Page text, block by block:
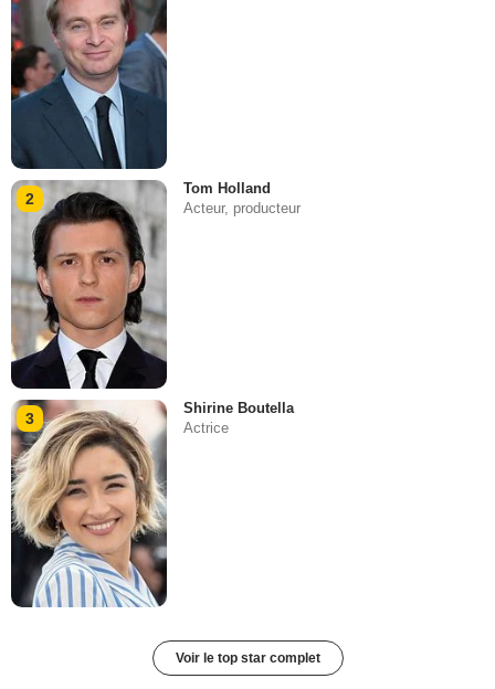
2
Tom Holland
Acteur, producteur
3
Shirine Boutella
Actrice
Voir le top star complet